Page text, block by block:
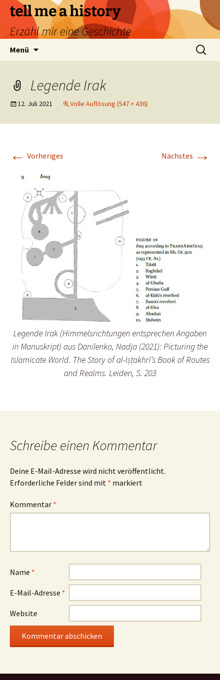
Zum
Inhalt
springen
tell me a history
Erzähl mir eine Geschichte
Menü
Suchen
nach:
Legende Irak
12. Juli 2021 Volle Auflösung (547 × 436)
← Vorheriges Nächstes →
Legende Irak (Himmelsrichtungen entsprechen Angaben
in Manuskript) aus Danilenko, Nadja (2021): Picturing the
Islamicate World. The Story of al-Iṣṭakhrī’s Book of Routes
and Realms. Leiden, S. 203
Schreibe einen Kommentar
Deine E-Mail-Adresse wird nicht veröffentlicht.
Erforderliche Felder sind mit * markiert
Kommentar *
Name *
E-Mail-Adresse *
Website